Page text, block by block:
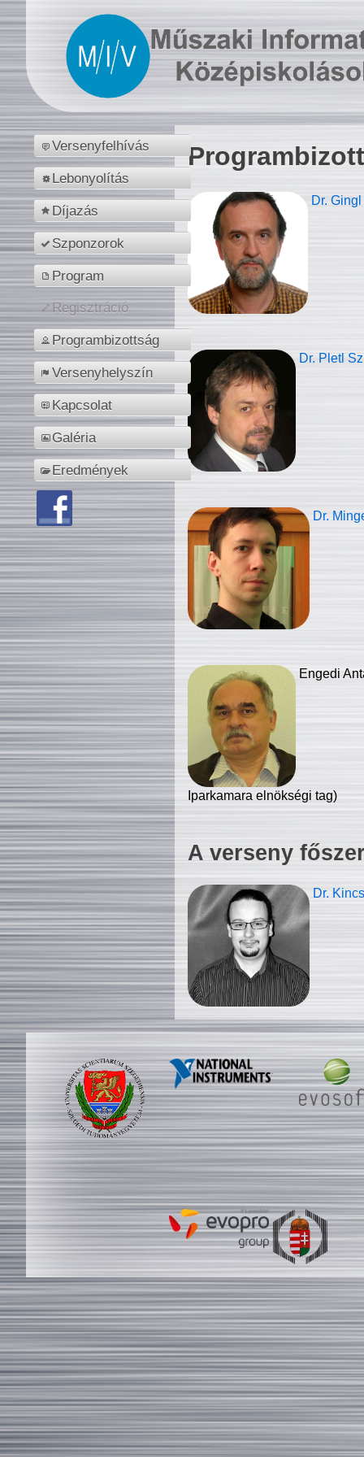
Versenyfelhívás
Lebonyolítás
Díjazás
Szponzorok
Program
Regisztráció
Programbizottság
Versenyhelyszín
Kapcsolat
Galéria
Eredmények
Dr.
Dr. Pletl
Dr.
Engedi
Iparkamara elnökségi tag)
A verseny
Dr.